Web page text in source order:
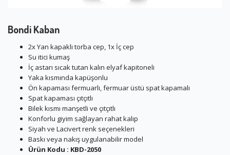
Bondi Kaban
2x Yan kapaklı torba cep, 1x İç cep
Su itici kumaş
İç astarı sıcak tutan kalın elyaf kapitoneli
Yaka kısmında kapüşonlu
Ön kapaması fermuarlı, fermuar üstü spat kapamalı
Spat kapaması çıtçıtlı
Bilek kısmı manşetli ve çıtçıtlı
Konforlu giyim sağlayan rahat kalıp
Siyah ve Lacivert renk seçenekleri
Baskı veya nakış uygulanabilir model
Ürün Kodu : KBD-2050